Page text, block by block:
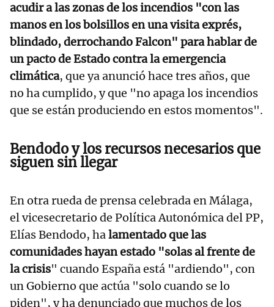
acudir a las zonas de los incendios "con las
manos en los bolsillos en una visita exprés,
blindado, derrochando Falcon" para hablar de
un pacto de Estado contra la emergencia
climática, que ya anunció hace tres años, que
no ha cumplido, y que "no apaga los incendios
que se están produciendo en estos momentos".
Bendodo y los recursos necesarios que
siguen sin llegar
En otra rueda de prensa celebrada en Málaga,
el vicesecretario de Política Autonómica del PP,
Elías Bendodo, halamentado que las
comunidades hayan estado "solas al frente de
la crisis" cuando España está "ardiendo", con
un Gobierno que actúa "solo cuando se lo
piden", y ha denunciado que muchos de los